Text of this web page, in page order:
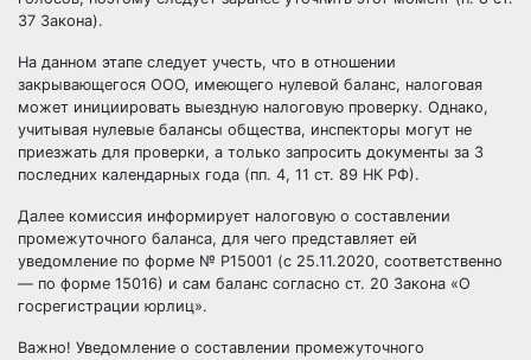
37 Закона).
На данном этапе следует учесть, что в отношении
закрывающегося ООО, имеющего нулевой баланс, налоговая
может инициировать выездную налоговую проверку. Однако,
учитывая нулевые балансы общества, инспекторы могут не
приезжать для проверки, а только запросить документы за 3
последних календарных года (пп. 4, 11 ст. 89 НК РФ).
Далее комиссия информирует налоговую о составлении
промежуточного баланса, для чего представляет ей
уведомление по форме № Р15001 (с 25.11.2020, соответственно
— по форме 15016) и сам баланс согласно ст. 20 Закона «О
госрегистрации юрлиц».
Важно! Уведомление о составлении промежуточного